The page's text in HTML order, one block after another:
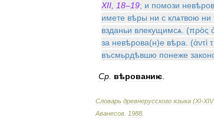
XII
18–19; и помози
имете вѣры ни с клѧтвою ни
взданьи влекущимсѧ . (πρὸς
за невѣрова(н)е вѣра . (ἀντὶ
въсмьрдѣвшю понеже
Ср вѣрованиѥ
Словарь древнерусского языка (XI-XIV
Аванесов 1988